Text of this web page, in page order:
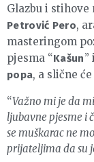
Glazbu i
Petrović Pero,
masteringom
pjesma “Kašun”
popa, a slične
“Važno mi je da
ljubavne pjesme i
se muškarac ne
prijateljima da su